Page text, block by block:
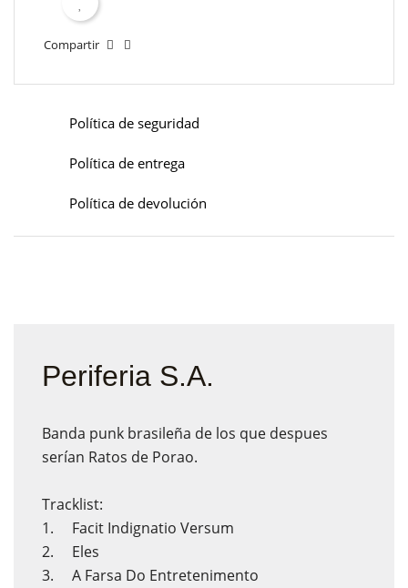
Compartir
Política de seguridad
Política de entrega
Política de devolución
Periferia S.A.
Banda punk brasileña de los que despues
serían Ratos de Porao.
Tracklist:
1. Facit Indignatio Versum
2. Eles
3. A Farsa Do Entretenimento